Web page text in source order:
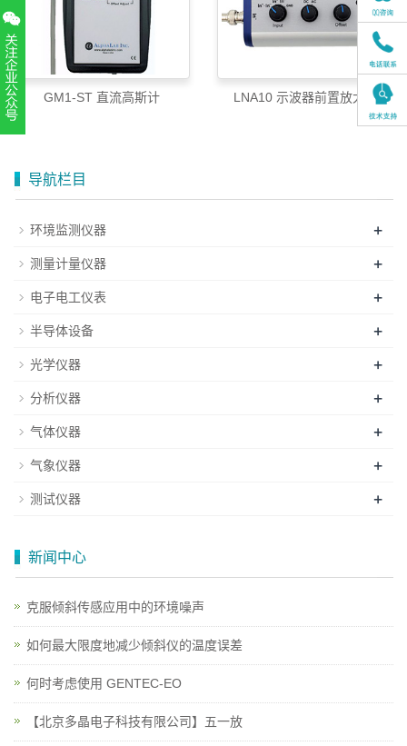
GM1-ST 直流高斯计 LNA10 示波器前置放大器
导航栏目
环境监测仪器 +
测量计量仪器 +
电子电工仪表 +
半导体设备 +
光学仪器 +
分析仪器 +
气体仪器 +
气象仪器 +
测试仪器 +
新闻中心
克服倾斜传感应用中的环境噪声
如何最大限度地减少倾斜仪的温度误差
何时考虑使用 GENTEC-EO
【北京多晶电子科技有限公司】五一放